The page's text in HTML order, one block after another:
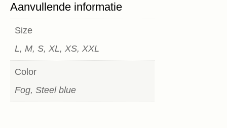
Aanvullende informatie
Size
L, M, S, XL, XS, XXL
Color
Fog, Steel blue